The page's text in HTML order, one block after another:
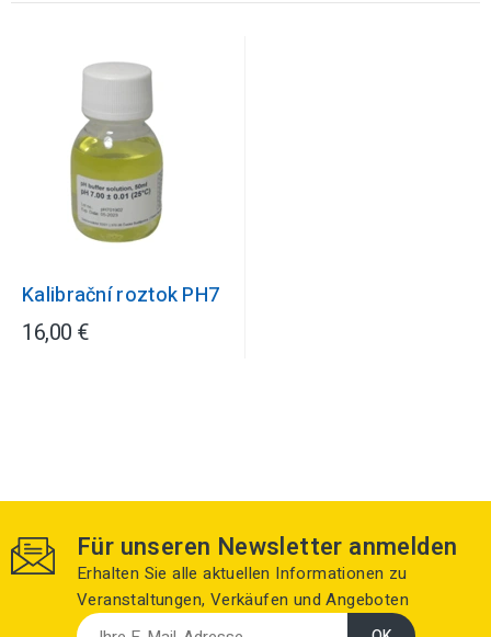
Kalibrační roztok PH7
16,00 €
Für unseren Newsletter anmelden
Erhalten Sie alle aktuellen Informationen zu
Veranstaltungen, Verkäufen und Angeboten